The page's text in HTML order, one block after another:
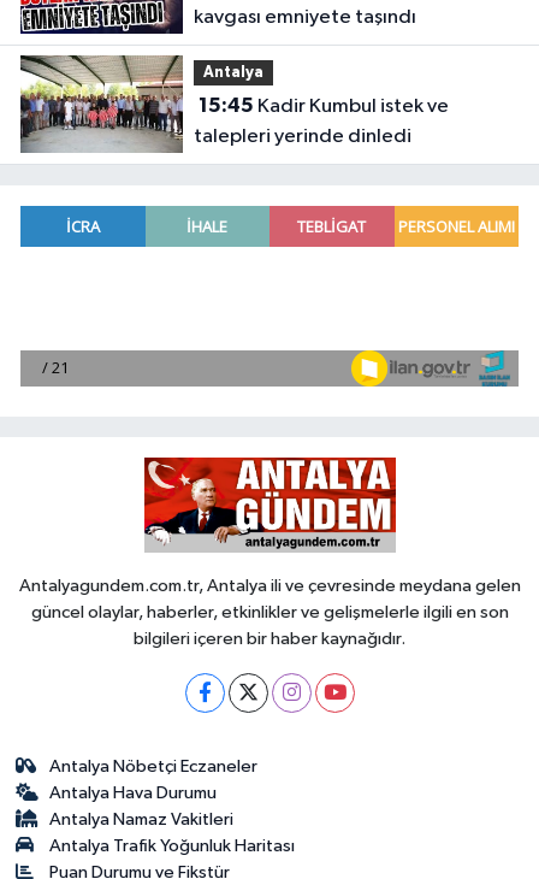
kavgası emniyete taşındı
Antalya
15:45
talepleri yerinde dinledi
Antalyagundem.com.tr, Antalya ili ve çevresinde meydana gelen
güncel olaylar, haberler, etkinlikler ve gelişmelerle ilgili en son
bilgileri içeren bir haber kaynağıdır.
Antalya Nöbetçi Eczaneler
Antalya Hava Durumu
Antalya Namaz Vakitleri
Antalya Trafik Yoğunluk Haritası
Puan Durumu ve Fikstür